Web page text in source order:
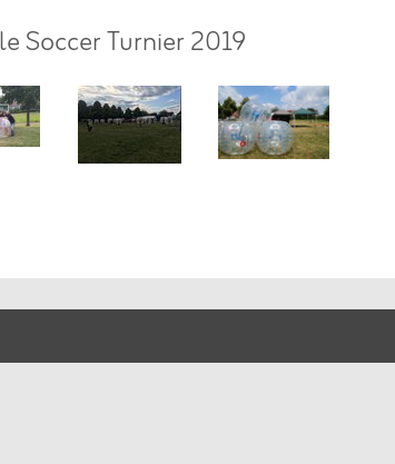
Soccer Turnier 2019